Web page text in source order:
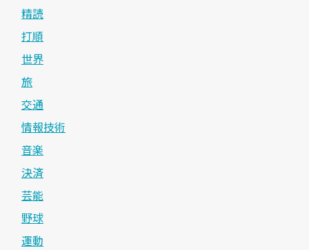
精読
打順
世界
旅
交通
情報技術
音楽
決済
芸能
野球
運動